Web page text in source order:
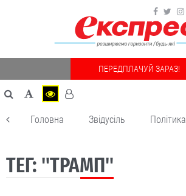
ПЕРЕДПЛАЧУЙ ЗАРАЗ!
Головна Звідусіль Політика
ТЕГ: "ТРАМП"